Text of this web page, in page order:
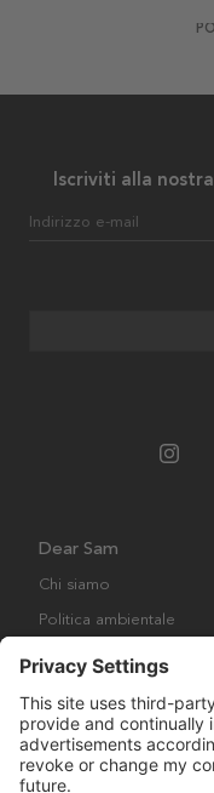
Iscriviti alla
Indirizzo e-mail
Dear Sam
Chi siamo
Politica ambientale
Collaborazione